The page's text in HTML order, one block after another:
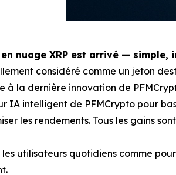
en nuage XRP est arrivé —
considéré comme un jeton
à la dernière innovation de
IA intelligent de PFMCrypto pour
les rendements. Tous les gains
les utilisateurs quotidiens comme